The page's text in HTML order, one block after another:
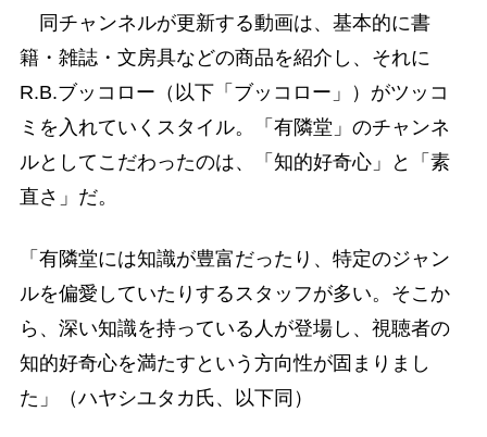
同チャンネルが更新する動画は、基本的に書
籍・雑誌・文房具などの商品を紹介し、それに
R.B.ブッコロー（以下「ブッコロー」）がツッコ
ミを入れていくスタイル。「有隣堂」のチャンネ
ルとしてこだわったのは、「知的好奇心」と「素
直さ」だ。
「有隣堂には知識が豊富だったり、特定のジャン
ルを偏愛していたりするスタッフが多い。そこか
ら、深い知識を持っている人が登場し、視聴者の
知的好奇心を満たすという方向性が固まりまし
た」（ハヤシユタカ氏、以下同）